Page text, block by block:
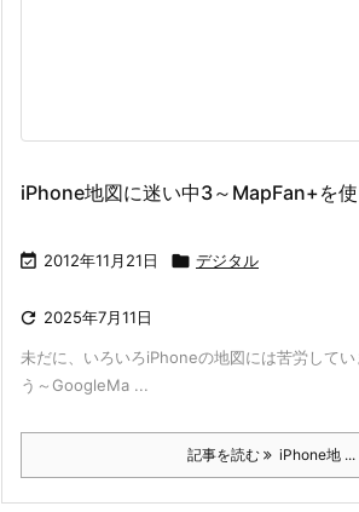
iPhone地図に迷い中3～MapFan+を
 2012年11月21日  デジタル
 2025年7月11日
未だに、いろいろiPhoneの地図には苦労してい
う～GoogleMa ...
記事を読む iPhone地 ...